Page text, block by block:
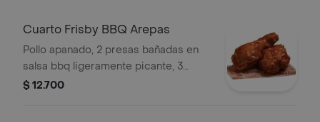
Cuarto Frisby BBQ Arepas
Pollo apanado, 2 presas bañadas en
salsa bbq ligeramente picante, 3
arepas fritas.
$ 12.700